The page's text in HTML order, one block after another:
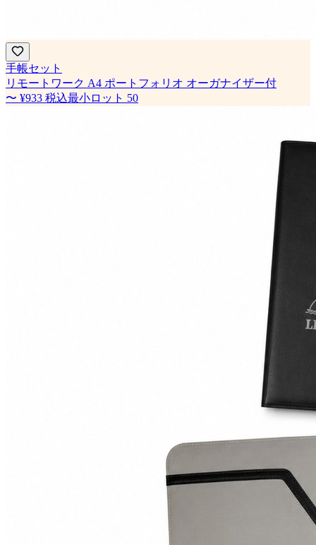
手帳セット
リモートワーク A4 ポートフォリオ オーガナイザー付
〜 ¥933 税込最小ロット 50